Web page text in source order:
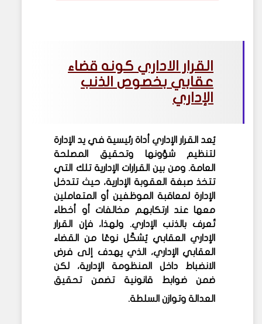
القرار الاداري كونه قضاء
عقابي بخصوص الذنب
الإداري
يُعد القرار الإداري أداة رئيسية في يد الإدارة
لتنظيم شؤونها وتحقيق المصلحة
العامة. ومن بين القرارات الإدارية تلك التي
تتخذ صبغة العقوبة الإدارية، حيث تتدخل
الإدارة لمعاقبة الموظفين أو المتعاملين
معها عند ارتكابهم مخالفات أو أخطاء
تُعرف بالذنب الإداري. ولهذا، فإن القرار
الإداري العقابي يُشكّل نوعًا من القضاء
العقابي الإداري، الذي يهدف إلى فرض
الانضباط داخل المنظومة الإدارية، لكن
ضمن ضوابط قانونية تضمن تحقيق
العدالة وتوازن السلطة.